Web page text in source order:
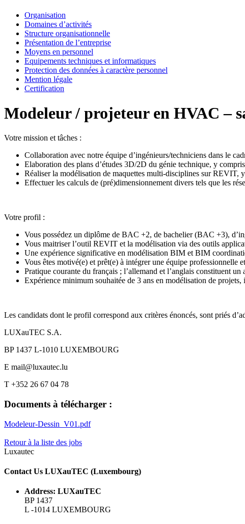
Organisation
Domaines d’activités
Structure organisationnelle
Présentation de l’entreprise
Moyens en personnel
Equipements techniques et informatiques
Protection des données à caractère personnel
Mention légale
Certification
Modeleur / projeteur en HVAC –
Votre mission et tâches :
Collaboration avec notre équipe d’ingénieurs/techniciens dans le
Elaboration des plans d’études 3D/2D du génie technique, y
Réaliser la modélisation de maquettes multi-disciplines sur REVIT,
Effectuer les calculs de (pré)dimensionnement divers tels que les
Votre profil :
Vous possédez un diplôme de BAC +2, de bachelier (BAC +3),
Vous maitriser l’outil REVIT et la modélisation via des outils
Une expérience significative en modélisation BIM et BIM
Vous êtes motivé(e) et prêt(e) à intégrer une équipe professionnelle
Pratique courante du français ; l’allemand et l’anglais constituent un
Expérience minimum souhaitée de 3 ans en modélisation de
Les candidats dont le profil correspond aux critères énoncés, sont priés
LUXauTEC S.A.
BP 1437 L-1010 LUXEMBOURG
E mail@luxautec.lu
T +352 26 67 04 78
Documents à télécharger :
Modeleur-Dessin_V01.pdf
Retour à la liste des jobs
Luxautec
Contact Us LUXauTEC (Luxembourg)
Address: LUXauTEC
BP 1437
L -1014 LUXEMBOURG